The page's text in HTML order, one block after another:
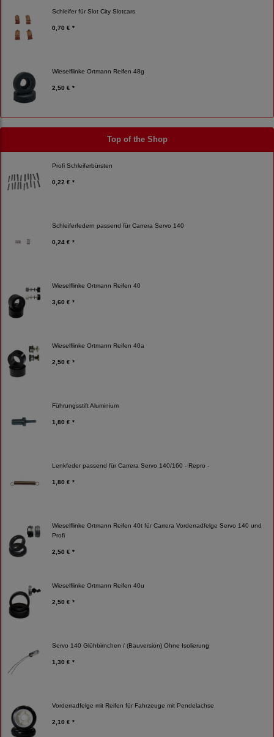
Schleifer für Slot City Slotcars
0,70 € *
Wieselflinke Ortmann Reifen 48g
2,50 € *
Top of the Shop
Profi Schleiferbürsten
0,22 € *
Schleiferfedern passend für Carrera Servo 140
0,24 € *
Wieselflinke Ortmann Reifen 40
3,60 € *
Wieselflinke Ortmann Reifen 40a
2,50 € *
Führungsstift Aluminium
1,80 € *
Lenkfeder passend für Carrera Servo 140/160 - Repro -
1,80 € *
Wieselflinke Ortmann Reifen 40t für Carrera Vorderradfelge Servo 140 und
Profi
2,50 € *
Wieselflinke Ortmann Reifen 40u
2,50 € *
Servo 140 Glühbirnchen / (Bauversion) Ohne Isolierung
1,30 € *
Vorderradfelge mit Reifen für Fahrzeuge mit Pendelachse
2,10 € *